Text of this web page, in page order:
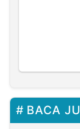
BACA